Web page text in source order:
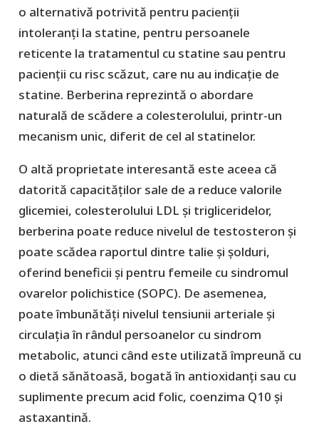
o alternativă potrivită pentru pacienții
intoleranți la statine, pentru persoanele
reticente la tratamentul cu statine sau pentru
pacienții cu risc scăzut, care nu au indicație de
statine. Berberina reprezintă o abordare
naturală de scădere a colesterolului, printr-un
mecanism unic, diferit de cel al statinelor.
O altă proprietate interesantă este aceea că
datorită capacităților sale de a reduce valorile
glicemiei, colesterolului LDL și trigliceridelor,
berberina poate reduce nivelul de testosteron și
poate scădea raportul dintre talie și șolduri,
oferind beneficii și pentru femeile cu sindromul
ovarelor polichistice (SOPC). De asemenea,
poate îmbunătăți nivelul tensiunii arteriale și
circulația în rândul persoanelor cu sindrom
metabolic, atunci când este utilizată împreună cu
o dietă sănătoasă, bogată în antioxidanți sau cu
suplimente precum acid folic, coenzima Q10 și
astaxantină.